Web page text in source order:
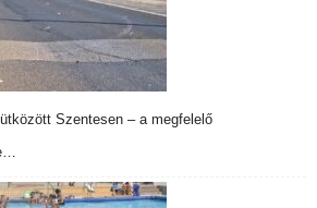
Szentesen – a megfelelő